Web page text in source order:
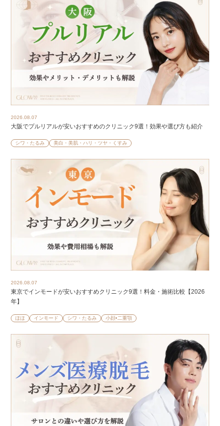
2026.08.07
大阪でプルリアルが安いおすすめのクリニック9選！効果や選び方も紹介
シワ・たるみ 美白・美肌・ハリ・ツヤ・くすみ
2026.08.07
東京でインモードが安いおすすめクリニック9選！料金・施術比較【2026
年】
ほほ インモード シワ・たるみ 小顔•二重顎